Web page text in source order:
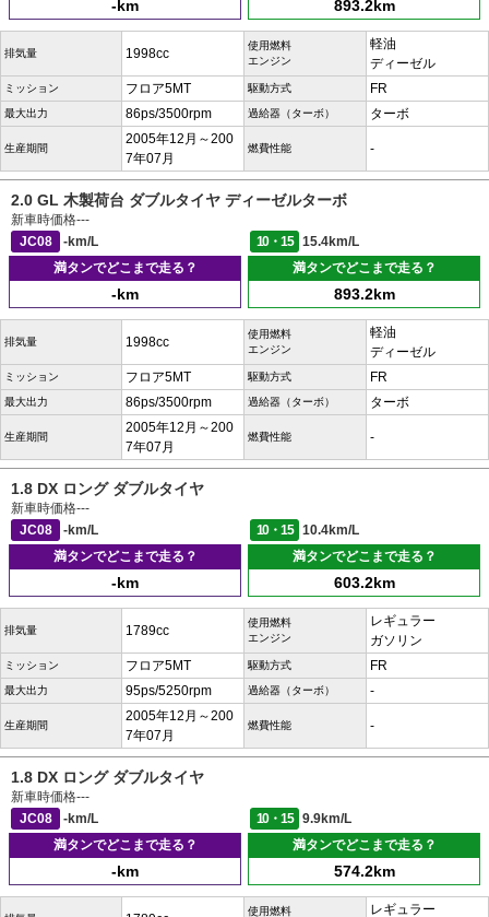
-km 893.2km
排気量 1998cc
使用燃料
エンジン
軽油
ディーゼル
ミッション フロア5MT 駆動方式 FR
最大出力 86ps/3500rpm 過給器（ターボ） ターボ
生産期間
2005年12月～200
7年07月
燃費性能 -
2.0 GL 木製荷台 ダブルタイヤ ディーゼルターボ
新車時価格---
JC08
-km/L 10・15
15.4km/L
満タンでどこまで走る？
-km
満タンでどこまで走る？
893.2km
排気量 1998cc
使用燃料
エンジン
軽油
ディーゼル
ミッション フロア5MT 駆動方式 FR
最大出力 86ps/3500rpm 過給器（ターボ） ターボ
生産期間
2005年12月～200
7年07月
燃費性能 -
1.8 DX ロング ダブルタイヤ
新車時価格---
JC08
-km/L 10・15
10.4km/L
満タンでどこまで走る？
-km
満タンでどこまで走る？
603.2km
排気量 1789cc
使用燃料
エンジン
レギュラー
ガソリン
ミッション フロア5MT 駆動方式 FR
最大出力 95ps/5250rpm 過給器（ターボ） -
生産期間
2005年12月～200
7年07月
燃費性能 -
1.8 DX ロング ダブルタイヤ
新車時価格---
JC08
-km/L 10・15
9.9km/L
満タンでどこまで走る？
-km
満タンでどこまで走る？
574.2km
使用燃料
レギュラー